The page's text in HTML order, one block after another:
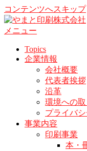
コンテンツへスキップ
メニュー
Topics
企業情報
会社概要
代表者挨拶
沿革
環境への
プライバ
事業内容
印刷事業
本・